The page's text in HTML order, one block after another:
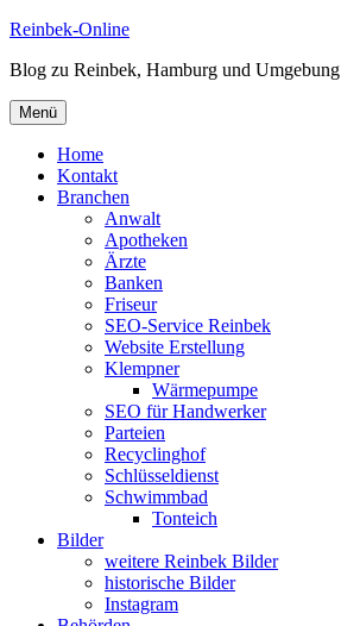
Zum
springen
Reinbek-Online
Blog zu Reinbek, Hamburg und Umgebung
Menü
Home
Kontakt
Branchen
Anwalt
Apotheken
Ärzte
Banken
Friseur
SEO-Service Reinbek
Website Erstellung
Klempner
Wärmepumpe
SEO für Handwerker
Parteien
Recyclinghof
Schlüsseldienst
Schwimmbad
Tonteich
Bilder
weitere Reinbek Bilder
historische Bilder
Instagram